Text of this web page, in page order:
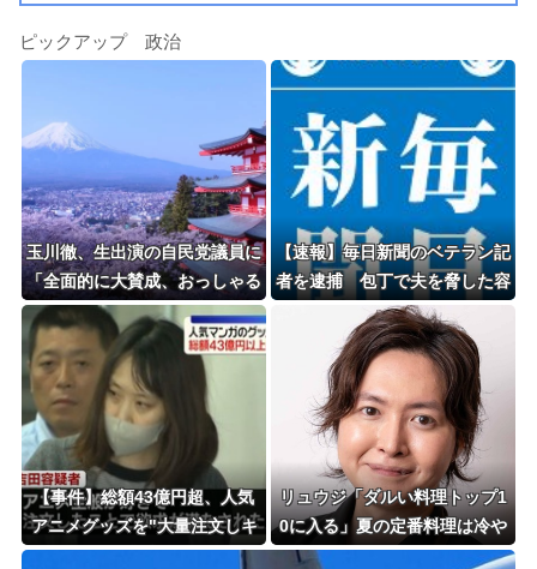
ピックアップ 政治
玉川徹、生出演の自民党議員に
「全面的に大賛成、おっしゃる
通り」 消費減税への主張めぐ
り
【速報】毎日新聞のベテラン記
者を逮捕 包丁で夫を脅した容
疑
【事件】総額43億円超、人気
アニメグッズを"大量注文しキ
ャンセル"女逮捕…ネット「オ
リュウジ「ダルい料理トップ1
0に入る」夏の定番料理は冷や
し中華 「あり得ないほどダル